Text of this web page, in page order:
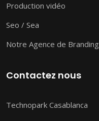
Production vidéo
Seo / Sea
Notre Agence de Branding
Contactez nous
Technopark Casablanca